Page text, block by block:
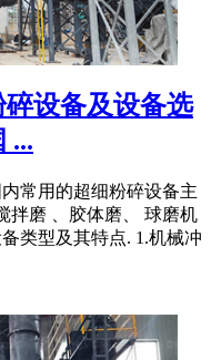
设备及设备选
...
常用的超细粉碎设备主
拌磨 、胶体磨、 球磨机
类型及其特点. 1.机械冲